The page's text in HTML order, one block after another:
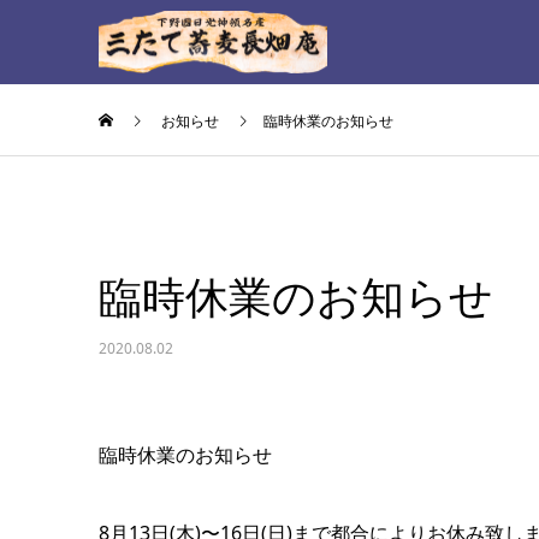
お知らせ 臨時休業のお知らせ
臨時休業のお知らせ
2020.08.02
臨時休業のお知らせ
8月13日(木)〜16日(日)まで都合によりお休み致しま